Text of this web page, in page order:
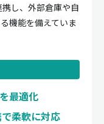
し、外部倉庫や自
機能を備えていま
最適化
柔軟に対応